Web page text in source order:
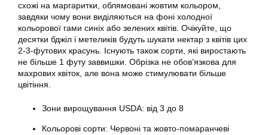
схожі на маргаритки, облямовані жовтим кольором,
завдяки чому вони виділяються на фоні холодної
кольорової гами синіх або зелених квітів. Очікуйте, що
десятки бджіл і метеликів будуть шукати нектар з квітів цих
2-3-футових красунь. Існують також сорти, які виростають
не більше 1 футу заввишки. Обрізка не обов’язкова для
махрових квіток, але вона може стимулювати більше
цвітіння.
Зони вирощування USDA: від 3 до 8
Кольорові сорти: Червоні та жовто-помаранчеві